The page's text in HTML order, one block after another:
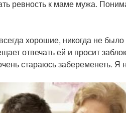
ревность к маме мужа.
хорошие, никогда не
отвечать ей и просит
стараюсь забеременеть.